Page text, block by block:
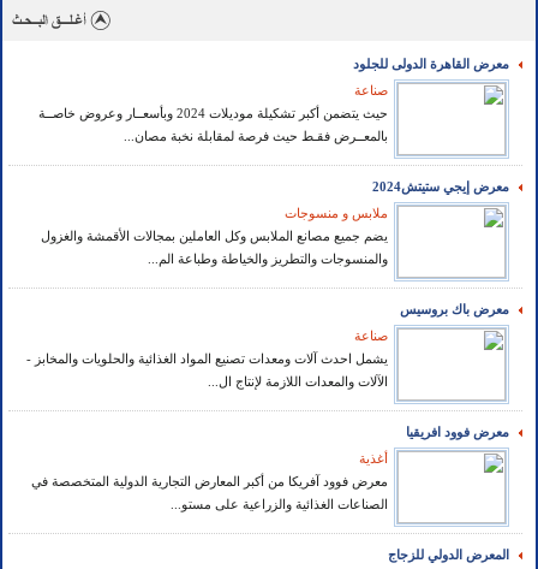
معرض القاهرة الدولى للجلود
صناعة
حيث يتضمن أكبر تشكيلة موديلات 2024 وبأسعــار وعروض خاصــة
بالمعــرض فقـط حيث فرصة لمقابلة نخبة مصان...
معرض إيجي ستيتش2024
ملابس و منسوجات
يضم جميع مصانع الملابس وكل العاملين بمجالات الأقمشة والغزول
والمنسوجات والتطريز والخياطة وطباعة الم...
معرض باك بروسيس
صناعة
يشمل احدث آلات ومعدات تصنيع المواد الغذائية والحلويات والمخابز -
الآلات والمعدات اللازمة لإنتاج ال...
معرض فوود افريقيا
أغذية
معرض فوود آفريكا من أكبر المعارض التجارية الدولية المتخصصة في
الصناعات الغذائية والزراعية على مستو...
المعرض الدولي للزجاج